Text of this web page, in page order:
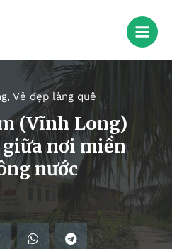
, Vẻ đẹp làng quê
(Vĩnh Long)
nơi miền
nước